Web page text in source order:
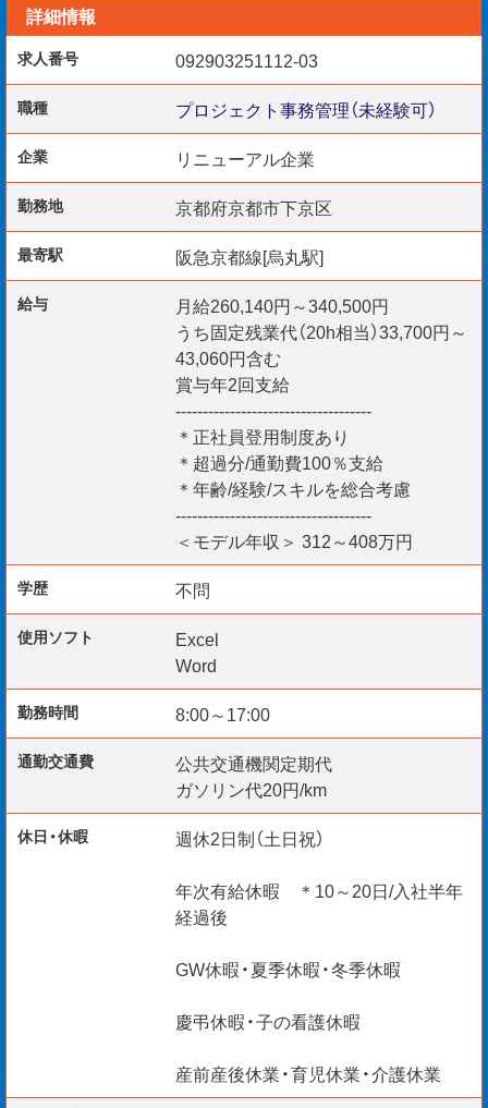
【具体的なプロジェクト例】
・マンション改修工事(大阪市)
・ホテル新築工事(堺市)
・高層ビル改修工事(大阪市)
・交通インフラ整備(枚方市)
【入社前〜プロジェクト着任まで】
入社前研修をはじめ映像学習・座学講義・CADスキルなど
未経験の方への研修プログラムが充実〇
しっかりスキルを学び、自信をもって各プロジェクトに着
最初の着任プロジェクトは京都市内の公共施設における
『空調衛生設備工事』を 予定しております。
長期勤続によるキャリア形成
・ランドマーク建設や公共事業など社会貢献性の高い仕事
が多いので達成感は格別！
・人の暮らしに不可欠な業種なのでAIにはできない将来性
のあるお仕事です。
チャンス＜60代・70代＞になっても引く手あまたな技術職
るデスクワークが中心のお仕事です
詳細情報
求人番号 092903251112-03
職種 プロジェクト事務管理（未経験可）
企業 リニューアル企業
勤務地 京都府京都市下京区
最寄駅 阪急京都線[烏丸駅]
給与
月給260,140円～340,500円
うち固定残業代（20h相当）33,700円～
43,060円含む
賞与年2回支給
------------------------------------
＊正社員登用制度あり
＊超過分/通勤費100％支給
＊年齢/経験/スキルを総合考慮
------------------------------------
＜モデル年収＞ 312～408万円
学歴 不問
使用ソフト
Excel
Word
勤務時間 8:00～17:00
通勤交通費
公共交通機関定期代
ガソリン代20円/km
休日・休暇
週休2日制（土日祝）
年次有給休暇 ＊10～20日/入社半年
経過後
GW休暇・夏季休暇・冬季休暇
慶弔休暇・子の看護休暇
産前産後休業・育児休業・介護休業